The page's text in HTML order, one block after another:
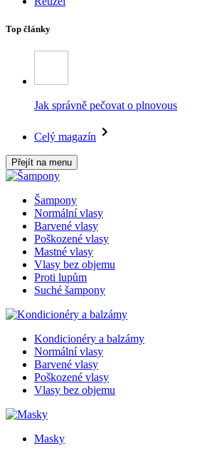
Top články
Jak správně pečovat o plnovous
Celý magazín
Přejít na menu
Šampony
Normální vlasy
Barvené vlasy
Poškozené vlasy
Mastné vlasy
Vlasy bez objemu
Proti lupům
Suché šampony
Kondicionéry a balzámy
Normální vlasy
Barvené vlasy
Poškozené vlasy
Vlasy bez objemu
Masky